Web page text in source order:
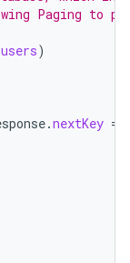
Paging to
users)
.nextKey ==